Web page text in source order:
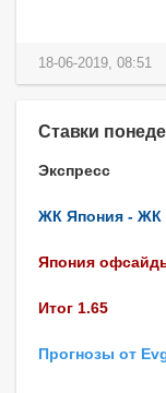
18-06-2019, 08:51
Ставки
Экспресс
ЖК Япония - ЖК
Япония
Итог 1.65
Прогнозы от